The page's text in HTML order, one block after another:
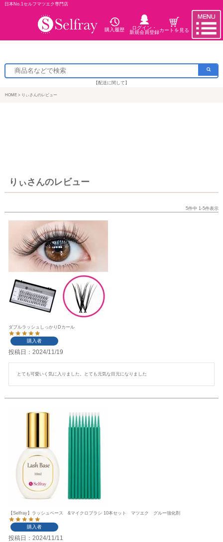
日本No.1セルフマツエク専門店
購入履歴
ログイン・
新規会員登録カートを見る
【配送に関して】
HOME りぃさんのレビュー
りぃさんのレビュー
5件中 1-5件表示
ダブルラッシュしっかりDカール
購入者
投稿日 2024/11/19
とても可愛いく気に入りました。とても元気な目元になりました
【Selfray】ラッシュベース &マイクロブラシ 10本セット マツエク グルー強化剤
購入者
投稿日 2024/11/11